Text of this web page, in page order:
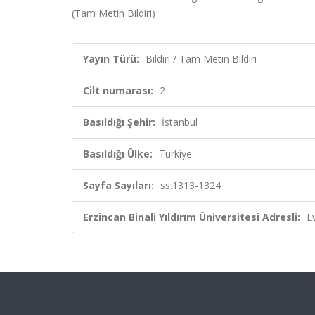
(Tam Metin Bildiri)
Yayın Türü: Bildiri / Tam Metin Bildiri
Cilt numarası: 2
Basıldığı Şehir: İstanbul
Basıldığı Ülke: Türkiye
Sayfa Sayıları: ss.1313-1324
Erzincan Binali Yıldırım Üniversitesi Adresli: